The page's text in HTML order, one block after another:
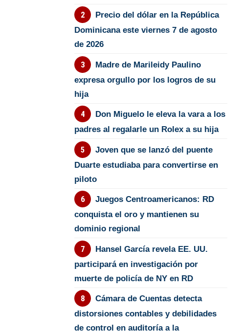
Precio del dólar en la República
Dominicana este viernes 7 de agosto
de 2026
Madre de Marileidy Paulino
expresa orgullo por los logros de su
hija
Don Miguelo le eleva la vara a los
padres al regalarle un Rolex a su hija
Joven que se lanzó del puente
Duarte estudiaba para convertirse en
piloto
Juegos Centroamericanos: RD
conquista el oro y mantienen su
dominio regional
Hansel García revela EE. UU.
participará en investigación por
muerte de policía de NY en RD
Cámara de Cuentas detecta
distorsiones contables y debilidades
de control en auditoría a la